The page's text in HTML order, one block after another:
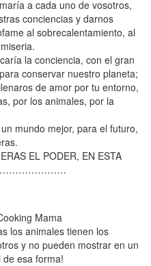
a cada uno de vosotros,
conciencias y darnos
al sobrecalentamiento, al
la conciencia, con el gran
conservar nuestro planeta;
de amor por tu entorno,
por los animales, por la
mundo mejor, para el futuro,
EL PODER, EN ESTA
Mama
los animales tienen los
y no pueden mostrar en un
esa forma!